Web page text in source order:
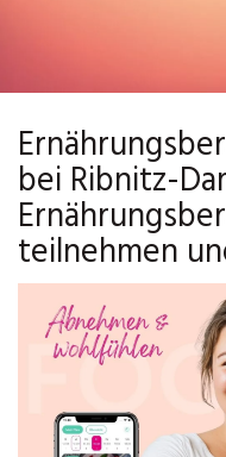
bei Ribnitz-
teilnehmen